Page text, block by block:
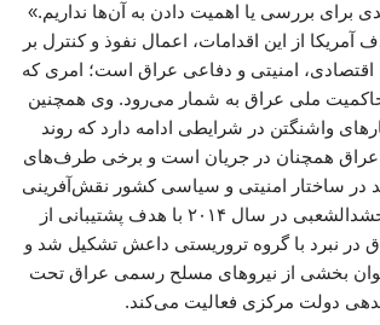
برای بررسی یا اهمیت دادن به آن‌ها نداریم.»
از این اقدامات، اعمال نفوذ و کنترل بر
امنیتی و دفاعی عراق است؛ امری که
ملی عراق به شمار می‌رود. وی همچنین
واشنگتن در شرایطی ادامه دارد که روند
عراق همچنان در جریان است و برخی طرف‌های
در ساختار امنیتی و سیاسی کشور نقش‌آفرینی
کنند. سازمان الحشدالشعبی در سال ۲۰۱۴ با هدف پشتیبانی از
در نبرد با گروه تروریستی داعش تشکیل شد و
۲۰۱۶ به‌عنوان بخشی از نیروهای مسلح رسمی عراق تحت
دولت مرکزی فعالیت می‌کند.